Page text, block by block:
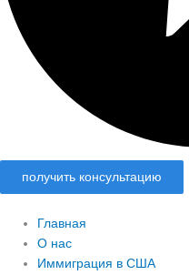
получить консультацию
Главная
О нас
Иммиграция в США